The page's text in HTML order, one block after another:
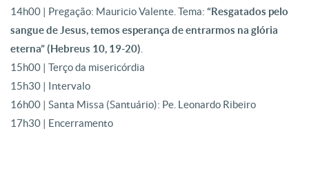
14h00 | Pregação: Mauricio Valente. Tema: “Resgatados pelo
sangue de Jesus, temos esperança de entrarmos na glória
eterna”(Hebreus 10, 19-20)
15h00 | Terço da misericórdia
15h30 | Intervalo
16h00 | Santa Missa (Santuário): Pe. Leonardo Ribeiro
17h30 | Encerramento